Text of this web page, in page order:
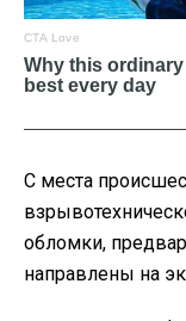
С места
обломки,
направлены на